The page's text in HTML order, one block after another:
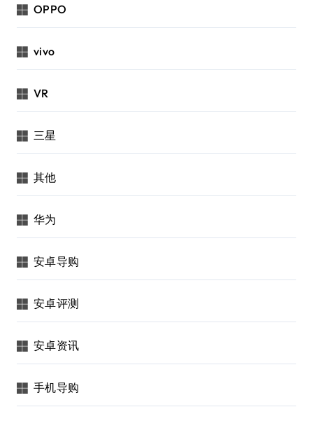
OPPO
vivo
VR
三星
其他
华为
安卓导购
安卓评测
安卓资讯
手机导购